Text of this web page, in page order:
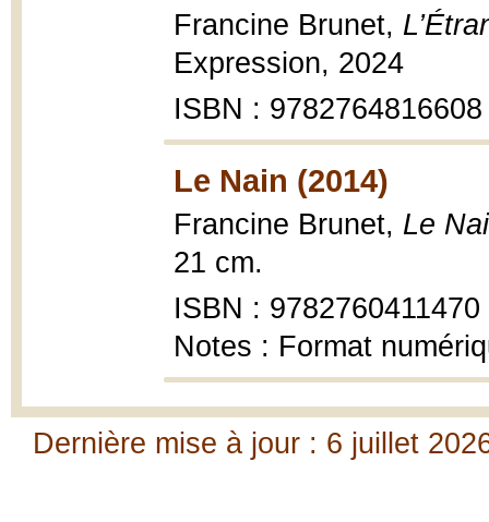
Francine Brunet,
Expression, 2024
ISBN : 9782764816608
Le Nain (2014)
Francine Brunet, Le
21 cm.
ISBN : 9782760411470
Notes : Format
Dernière mise à jour : 6 juillet